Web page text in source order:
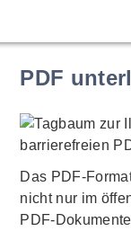
PDF
Das PDF-
nicht nur im
PDF-